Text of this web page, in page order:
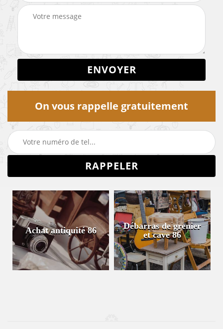
On vous rappelle gratuitement
Achat antiquité 86
Débarras de grenier
et cave 86